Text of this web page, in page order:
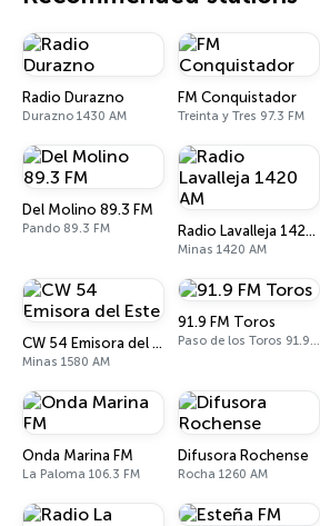
Radio Durazno
Durazno 1430 AM
FM Conquistador
Treinta y Tres 97.3 FM
Del Molino 89.3 FM
Pando 89.3 FM Radio Lavalleja 1420 AM
Minas 1420 AM
CW 54 Emisora del Este
Minas 1580 AM
91.9 FM Toros
Paso de los Toros 91.9 FM
Onda Marina FM
La Paloma 106.3 FM
Difusora Rochense
Rocha 1260 AM